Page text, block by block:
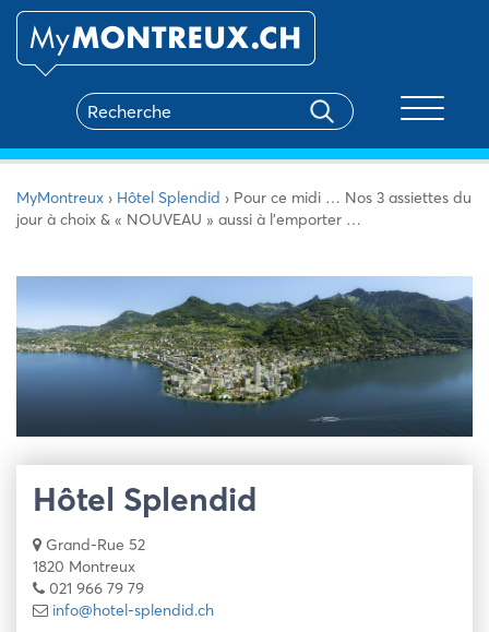
MyMontreux › Hôtel Splendid › Pour ce midi … Nos 3 assiettes du
jour à choix & « NOUVEAU » aussi à l’emporter …
Hôtel Splendid
Grand-Rue 52
1820 Montreux
021 966 79 79
info@hotel-splendid.ch